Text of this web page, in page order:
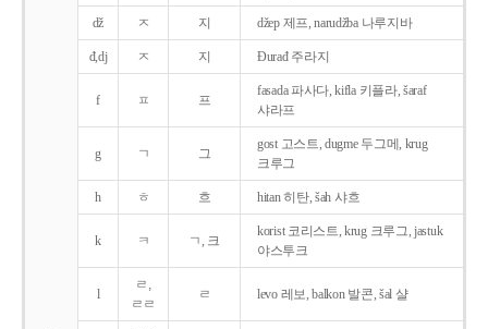
dž ㅈ 지 džep 제프, narudžba 나루지바
đ,dj ㅈ 지 Ðurađ 주라지
f ㅍ 프
fasada 파사다, kifla 키플라, šaraf
샤라프
g ㄱ 그
gost 고스트, dugme 두그메, krug
크루그
h ㅎ 흐 hitan 히탄, šah 샤흐
k ㅋ ㄱ, 크
korist 코리스트, krug 크루그, jastuk
야스투크
l
ㄹ,
ㄹㄹ
ㄹ levo 레보, balkon 발콘, šal 샬